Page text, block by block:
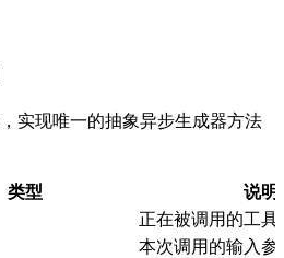
，实现唯一的抽象异步生成器方法
类型 说明
正在被调用的工具
本次调用的输入参